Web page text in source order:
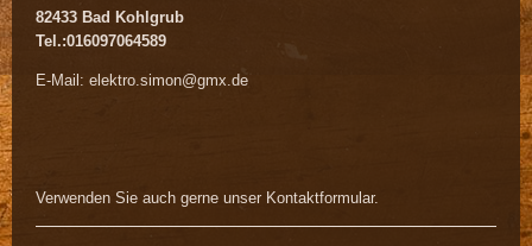
82433 Bad Kohlgrub
Tel.:016097064589
E-Mail: elektro.simon@gmx.de
Verwenden Sie auch gerne unser Kontaktformular.